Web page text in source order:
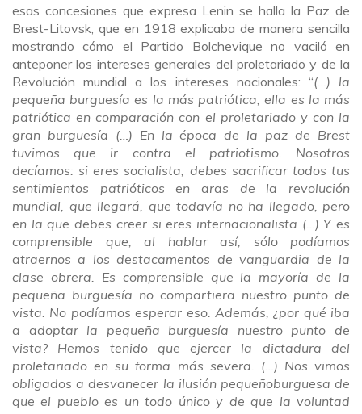
esas concesiones que expresa Lenin se halla la Paz de
Brest-Litovsk, que en 1918 explicaba de manera sencilla
mostrando cómo el Partido Bolchevique no vaciló en
anteponer los intereses generales del proletariado y de la
Revolución mundial a los intereses nacionales: “(…) la
pequeña burguesía es la más patriótica, ella es la más
patriótica en comparación con el proletariado y con la
gran burguesía (…) En la época de la paz de Brest
tuvimos que ir contra el patriotismo. Nosotros
decíamos: si eres socialista, debes sacrificar todos tus
sentimientos patrióticos en aras de la revolución
mundial, que llegará, que todavía no ha llegado, pero
en la que debes creer si eres internacionalista (…) Y es
comprensible que, al hablar así, sólo podíamos
atraernos a los destacamentos de vanguardia de la
clase obrera. Es comprensible que la mayoría de la
pequeña burguesía no compartiera nuestro punto de
vista. No podíamos esperar eso. Además, ¿por qué iba
a adoptar la pequeña burguesía nuestro punto de
vista? Hemos tenido que ejercer la dictadura del
proletariado en su forma más severa. (…) Nos vimos
obligados a desvanecer la ilusión pequeñoburguesa de
que el pueblo es un todo único y de que la voluntad